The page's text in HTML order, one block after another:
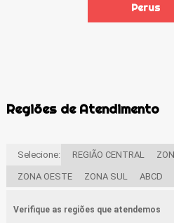
Perus
Regiões de Atendimento
Selecione: REGIÃO CENTRAL
ZONA OESTE ZONA SUL ABCD
Verifique as regiões que atendemos